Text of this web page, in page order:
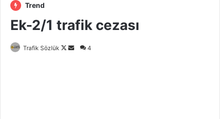
Trend
Ek-2/1 trafik cezası
Trafik Sözlük
Follow
Bir
4